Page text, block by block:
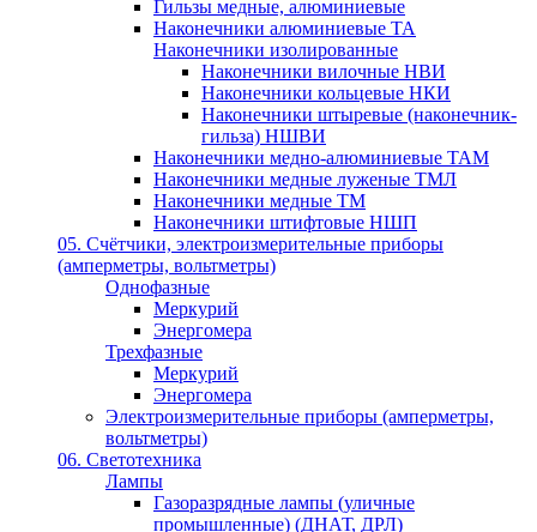
Гильзы медные, алюминиевые
Наконечники алюминиевые ТА
Наконечники изолированные
Наконечники вилочные НВИ
Наконечники кольцевые НКИ
Наконечники штыревые (наконечник-
гильза) НШВИ
Наконечники медно-алюминиевые ТАМ
Наконечники медные луженые ТМЛ
Наконечники медные ТМ
Наконечники штифтовые НШП
05. Счётчики, электроизмерительные приборы
(амперметры, вольтметры)
Однофазные
Меркурий
Энергомера
Трехфазные
Меркурий
Энергомера
Электроизмерительные приборы (амперметры,
вольтметры)
06. Светотехника
Лампы
Газоразрядные лампы (уличные
промышленные) (ДНАТ, ДРЛ)